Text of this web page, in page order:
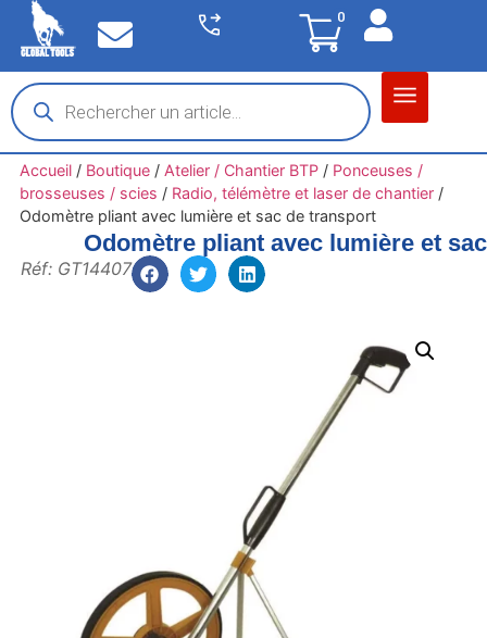
0
Accueil/ Boutique/ Atelier / Chantier BTP/ Ponceuses /
brosseuses / scies / Radio, télémètre et laser de chantier/
Odomètre pliant avec lumière et sac de transport
Odomètre pliant avec lumière et
Réf: GT14407